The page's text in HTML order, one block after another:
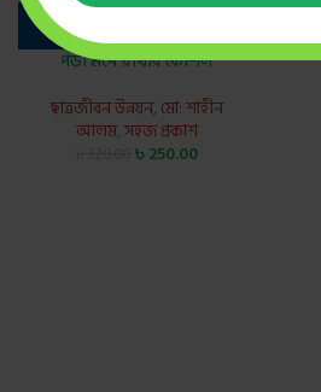
পড়া মনে রাখার কৌশল
ছাত্রজীবন উন্নয়ন, মো: শাহীন
আলম,সহজ প্রকাশ
৳250.00